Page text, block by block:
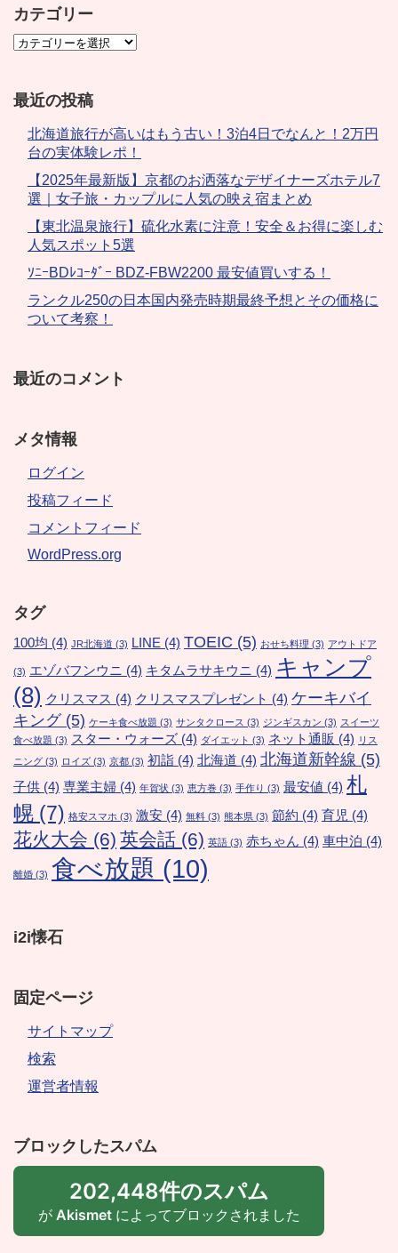
カテゴリー
最近の投稿
北海道旅行が高いはもう古い！3泊4日でなんと！2万円
台の実体験レポ！
【2025年最新版】京都のお洒落なデザイナーズホテル7
選｜女子旅・カップルに人気の映え宿まとめ
【東北温泉旅行】硫化水素に注意！安全＆お得に楽しむ
人気スポット5選
ｿﾆｰBDﾚｺｰﾀﾞｰ BDZ-FBW2200 最安値買いする！
ランクル250の日本国内発売時期最終予想とその価格に
ついて考察！
最近のコメント
メタ情報
ログイン
投稿フィード
コメントフィード
WordPress.org
タグ
100均 (4) JR北海道 (3) LINE (4) TOEIC (5) おせち料理 (3) アウトドア
(3) エゾバフンウニ (4) キタムラサキウニ (4) キャンプ
(8) クリスマス (4) クリスマスプレゼント (4) ケーキバイ
キング(5) ケーキ食べ放題 (3) サンタクロース (3) ジンギスカン (3) スイーツ
食べ放題 (3) スター・ウォーズ (4) ダイエット (3) ネット通販 (4) リス
ニング (3) ロイズ (3) 京都 (3) 初詣 (4) 北海道 (4) 北海道新幹線 (5)
子供 (4) 専業主婦 (4) 年賀状 (3) 恵方巻 (3) 手作り (3) 最安値 (4) 札
幌 (7) 格安スマホ (3) 激安 (4) 無料 (3) 熊本県 (3) 節約 (4) 育児 (4)
花火大会 (6) 英会話 (6) 英語 (3) 赤ちゃん (4) 車中泊 (4)
離婚 (3) 食べ放題 (10)
i2i懐石
固定ページ
サイトマップ
検索
運営者情報
ブロックしたスパム
202,448件のスパム
が Akismetによってブロックされました